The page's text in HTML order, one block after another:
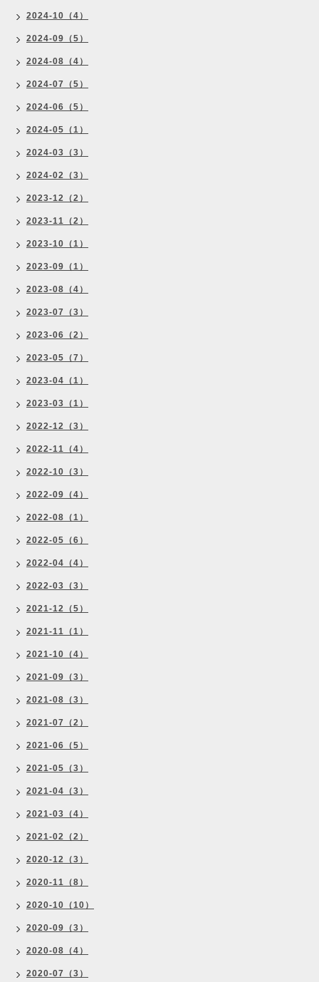
2024-10（4）
2024-09（5）
2024-08（4）
2024-07（5）
2024-06（5）
2024-05（1）
2024-03（3）
2024-02（3）
2023-12（2）
2023-11（2）
2023-10（1）
2023-09（1）
2023-08（4）
2023-07（3）
2023-06（2）
2023-05（7）
2023-04（1）
2023-03（1）
2022-12（3）
2022-11（4）
2022-10（3）
2022-09（4）
2022-08（1）
2022-05（6）
2022-04（4）
2022-03（3）
2021-12（5）
2021-11（1）
2021-10（4）
2021-09（3）
2021-08（3）
2021-07（2）
2021-06（5）
2021-05（3）
2021-04（3）
2021-03（4）
2021-02（2）
2020-12（3）
2020-11（8）
2020-10（10）
2020-09（3）
2020-08（4）
2020-07（3）